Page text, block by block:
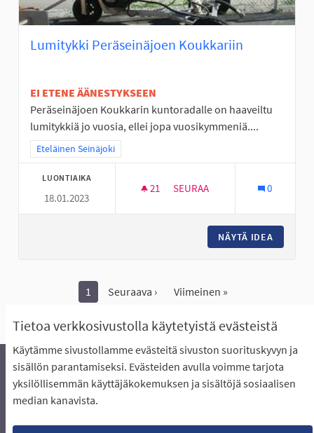
Tietoa verkkosivustolla käytetyistä evästeistä
Käytämme sivustollamme evästeitä sivuston suorituskyvyn ja
sisällön parantamiseksi. Evästeiden avulla voimme tarjota
yksilöllisemmän käyttäjäkokemuksen ja sisältöjä sosiaalisen
median kanavista.
Lumitykki Peräseinäjoen Koukkariin
EI ETENE ÄÄNESTYKSEEN
Peräseinäjoen Koukkarin kuntoradalle on haaveiltu
lumitykkiä jo vuosia, ellei jopa vuosikymmeniä....
Rajaa tulokset teeman mukaan: Eteläinen Seinäjoki
Eteläinen Seinäjoki
LUONTIAIKA
18.01.2023
21 21 SEURAAJAA
SEURAA 0
NÄYTÄ IDEA
1 Seuraava › Viimeinen »
Näytä kaikki peruutetut ideat
Äänestyksen pikaohjeet
Usein kysytyt kysymykset
Näin äänestät Asukasbudjetissa